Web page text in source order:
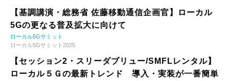
【基調講演・総務省 佐藤移動通信企画官】ローカル
5Gの更なる普及拡大に向けて
ローカル5Gサミット
ローカル5Gサミット2025
【セッション2・スリーダブリュー/SMFLレンタル】
ローカル５Ｇの最新トレンド 導入・実装が一番簡単